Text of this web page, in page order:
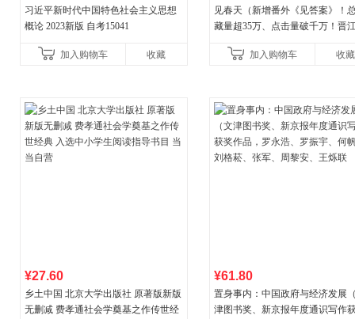
习近平新时代中国特色社会主义思想
概论 2023新版 自考15041
加入购物车 收藏
见春天（新增番外《见答案》！
藏量超35万、点击量破千万！晋
加入购物车
收藏
¥27.60
乡土中国 北京大学出版社 原著版新版
无删减 费孝通社会学奠基之作传世经
¥61.80
置身事内：中国政府与经济发展
津图书奖、新京报年度通识写作